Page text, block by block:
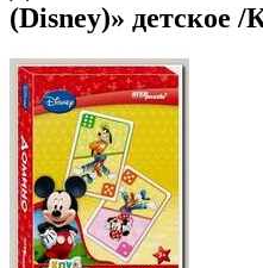
(Disney)» детское /